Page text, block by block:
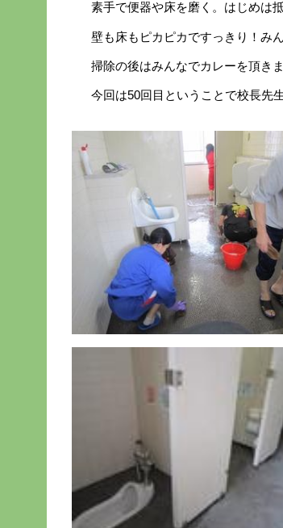
素手で便器や床を磨く。はじめは
壁も床もピカピカですっきり！み
掃除の後はみんなでカレーを頂きま
今回は50回目ということで校長先